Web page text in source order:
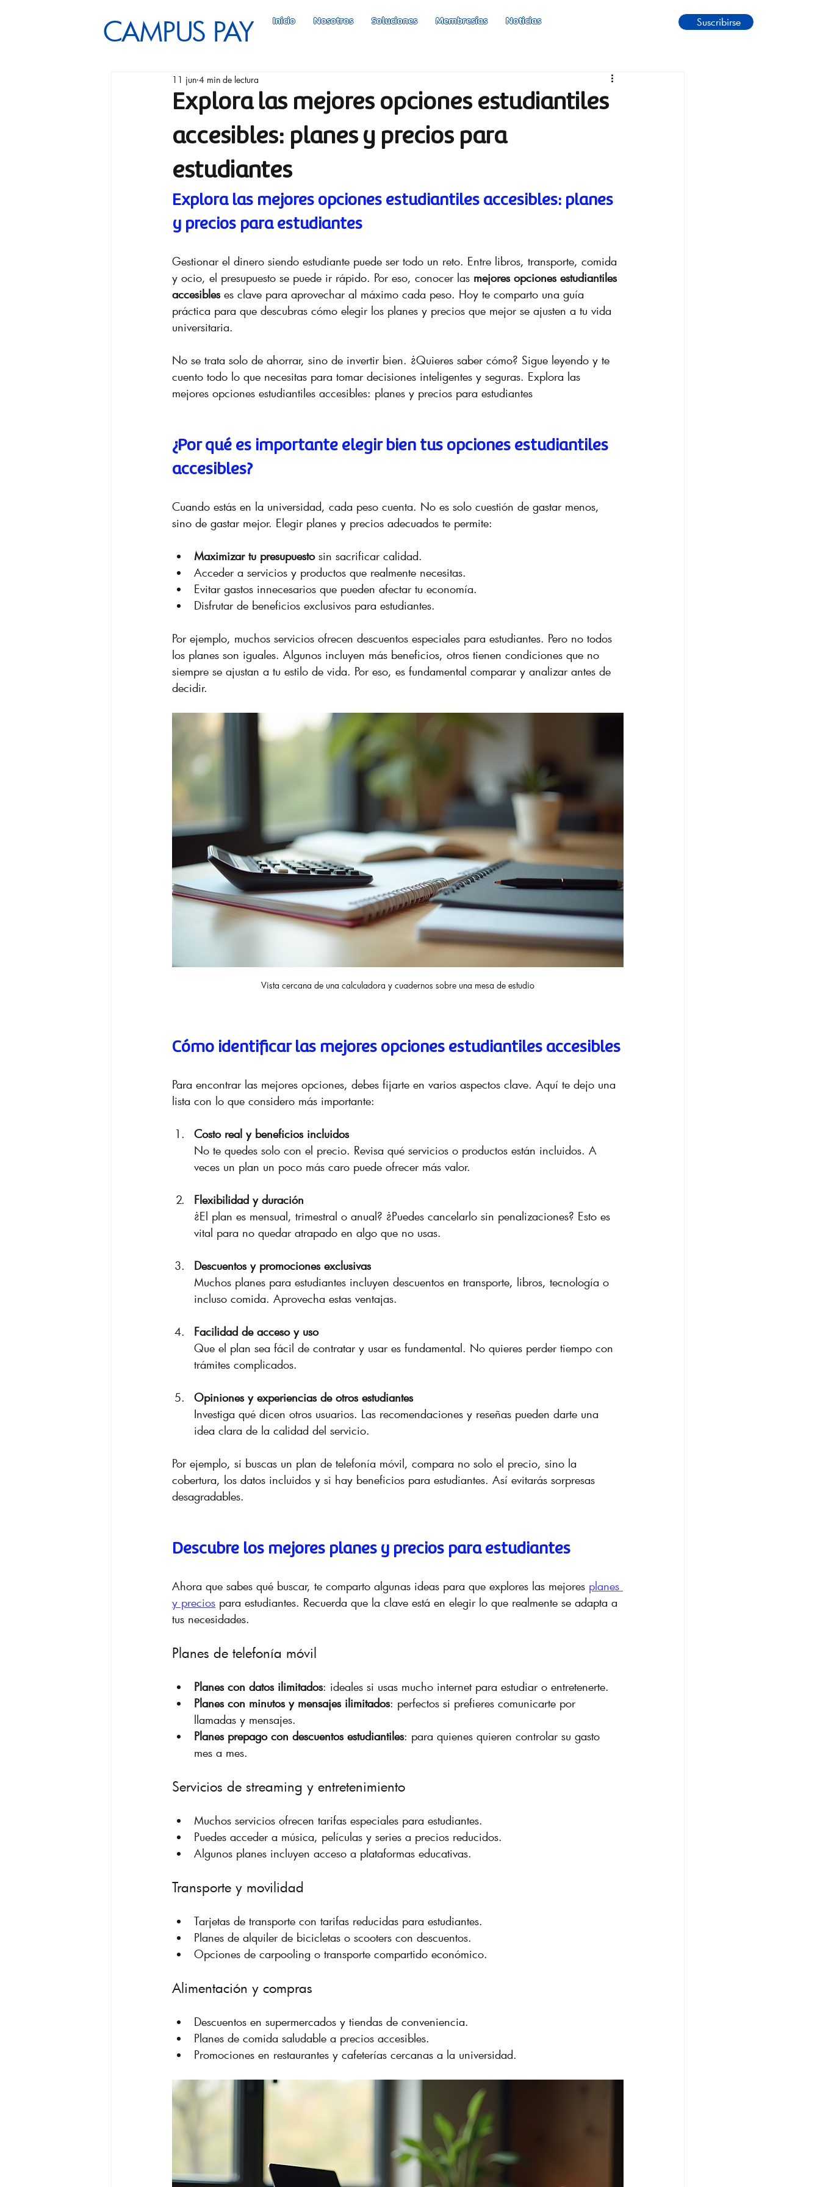
CAMPUS PAY Inicio Nosotros Soluciones Membresías Noticias Suscribirse
Explora las mejores opciones estudiantiles
accesibles: planes y precios para
estudiantes
11 jun 4 min de lectura
Explora las mejores opciones estudiantiles accesibles: planes
y precios para estudiantes
Gestionar el dinero siendo estudiante puede ser todo un reto. Entre libros, transporte, comida
y ocio, el presupuesto se puede ir rápido. Por eso, conocer las mejores opciones estudiantiles
accesibles es clave para aprovechar al máximo cada peso. Hoy te comparto una guía
práctica para que descubras cómo elegir los planes y precios que mejor se ajusten a tu vida
universitaria.
No se trata solo de ahorrar, sino de invertir bien. ¿Quieres saber cómo? Sigue leyendo y te
cuento todo lo que necesitas para tomar decisiones inteligentes y seguras. Explora las
mejores opciones estudiantiles accesibles: planes y precios para estudiantes
¿Por qué es importante elegir bien tus opciones estudiantiles
accesibles?
Cuando estás en la universidad, cada peso cuenta. No es solo cuestión de gastar menos,
sino de gastar mejor. Elegir planes y precios adecuados te permite:
Maximizar tu presupuesto sin sacrificar calidad.
Acceder a servicios y productos que realmente necesitas.
Evitar gastos innecesarios que pueden afectar tu economía.
Disfrutar de beneficios exclusivos para estudiantes.
Por ejemplo, muchos servicios ofrecen descuentos especiales para estudiantes. Pero no todos
los planes son iguales. Algunos incluyen más beneficios, otros tienen condiciones que no
siempre se ajustan a tu estilo de vida. Por eso, es fundamental comparar y analizar antes de
decidir.
Vista cercana de una calculadora y cuadernos sobre una mesa de estudio
Cómo identificar las mejores opciones estudiantiles accesibles
Para encontrar las mejores opciones, debes fijarte en varios aspectos clave. Aquí te dejo una
lista con lo que considero más importante:
Costo real y beneficios incluidos
No te quedes solo con el precio. Revisa qué servicios o productos están incluidos. A
veces un plan un poco más caro puede ofrecer más valor.
Flexibilidad y duración
¿El plan es mensual, trimestral o anual? ¿Puedes cancelarlo sin penalizaciones? Esto es
vital para no quedar atrapado en algo que no usas.
Descuentos y promociones exclusivas
Muchos planes para estudiantes incluyen descuentos en transporte, libros, tecnología o
incluso comida. Aprovecha estas ventajas.
Facilidad de acceso y uso
Que el plan sea fácil de contratar y usar es fundamental. No quieres perder tiempo con
trámites complicados.
Opiniones y experiencias de otros estudiantes
Investiga qué dicen otros usuarios. Las recomendaciones y reseñas pueden darte una
idea clara de la calidad del servicio.
Por ejemplo, si buscas un plan de telefonía móvil, compara no solo el precio, sino la
cobertura, los datos incluidos y si hay beneficios para estudiantes. Así evitarás sorpresas
desagradables.
Descubre los mejores planes y precios para estudiantes
Ahora que sabes qué buscar, te comparto algunas ideas para que explores las mejores planes
y precios para estudiantes. Recuerda que la clave está en elegir lo que realmente se adapta a
tus necesidades.
Planes de telefonía móvil
Planes con datos ilimitados: ideales si usas mucho internet para estudiar o entretenerte.
Planes con minutos y mensajes ilimitados: perfectos si prefieres comunicarte por
llamadas y mensajes.
Planes prepago con descuentos estudiantiles: para quienes quieren controlar su gasto
mes a mes.
Servicios de streaming y entretenimiento
Muchos servicios ofrecen tarifas especiales para estudiantes.
Puedes acceder a música, películas y series a precios reducidos.
Algunos planes incluyen acceso a plataformas educativas.
Transporte y movilidad
Tarjetas de transporte con tarifas reducidas para estudiantes.
Planes de alquiler de bicicletas o scooters con descuentos.
Opciones de carpooling o transporte compartido económico.
Alimentación y compras
Descuentos en supermercados y tiendas de conveniencia.
Planes de comida saludable a precios accesibles.
Promociones en restaurantes y cafeterías cercanas a la universidad.